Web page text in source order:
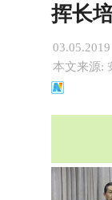
挥长
本文来源: